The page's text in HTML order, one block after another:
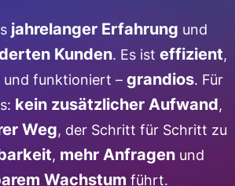
jahrelanger Erfahrung und
Kunden. Es ist effizient,
und funktioniert – grandios. Für
kein zusätzlicher Aufwand,
Weg, der Schritt für Schritt zu
, mehr Anfragenund
Wachstum führt.